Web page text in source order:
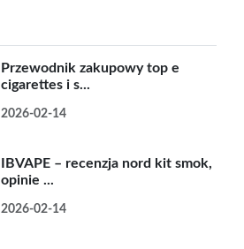
Przewodnik zakupowy top e
cigarettes i s...
2026-02-14
IBVAPE – recenzja nord kit smok,
opinie ...
2026-02-14